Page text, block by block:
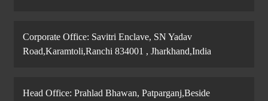
Corporate Office: Savitri Enclave, SN Yadav
Road,Karamtoli,Ranchi 834001 , Jharkhand,India
Head Office: Prahlad Bhawan, Patparganj,Beside